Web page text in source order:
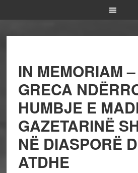
IN MEMORIAM
GRECA
HUMBJE E
GAZETARINË
NË DIASPORË
ATDHE